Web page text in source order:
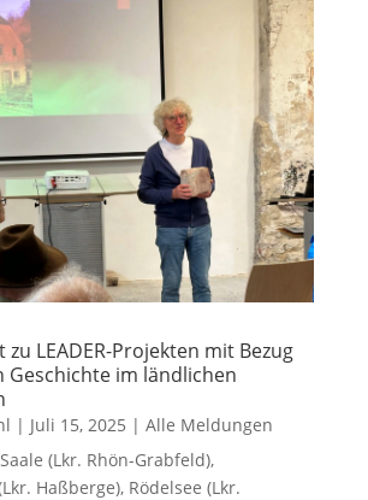
LEADER-Projekten mit Bezug
Geschichte im ländlichen
| Juli 15, 2025 | Alle Meldungen
(Lkr. Rhön-Grabfeld),
Haßberge), Rödelsee (Lkr.